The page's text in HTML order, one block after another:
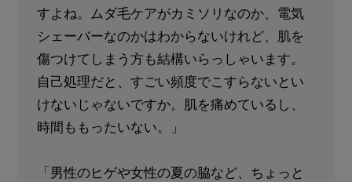
すよね。ムダ毛ケアがカミソリなのか、電気
シェーバーなのかはわからないけれど、肌を
傷つけてしまう方も結構いらっしゃいます。
自己処理だと、すごい頻度でこすらないとい
けないじゃないですか。肌を痛めているし、
時間ももったいない。」
「男性のヒゲや女性の夏の脇など、ちょっと